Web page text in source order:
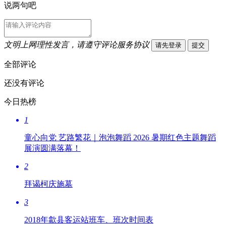
说两句吧
文明上网理性发言，请遵守评论服务协议 请先登录 提交
全部评论
还没有评论
今日热榜
1
童心向党 艺路繁花｜泡泡舞蹈 2026 暑期红色主题舞蹈
展演圆满落幕！
2
拜谒柯庆施墓
3
2018年歙县客运站班车、班次时间表